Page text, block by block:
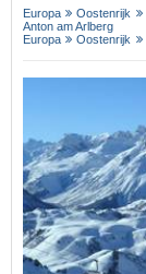
Europa Oostenrijk
Anton am Arlberg
Europa
Oostenrijk